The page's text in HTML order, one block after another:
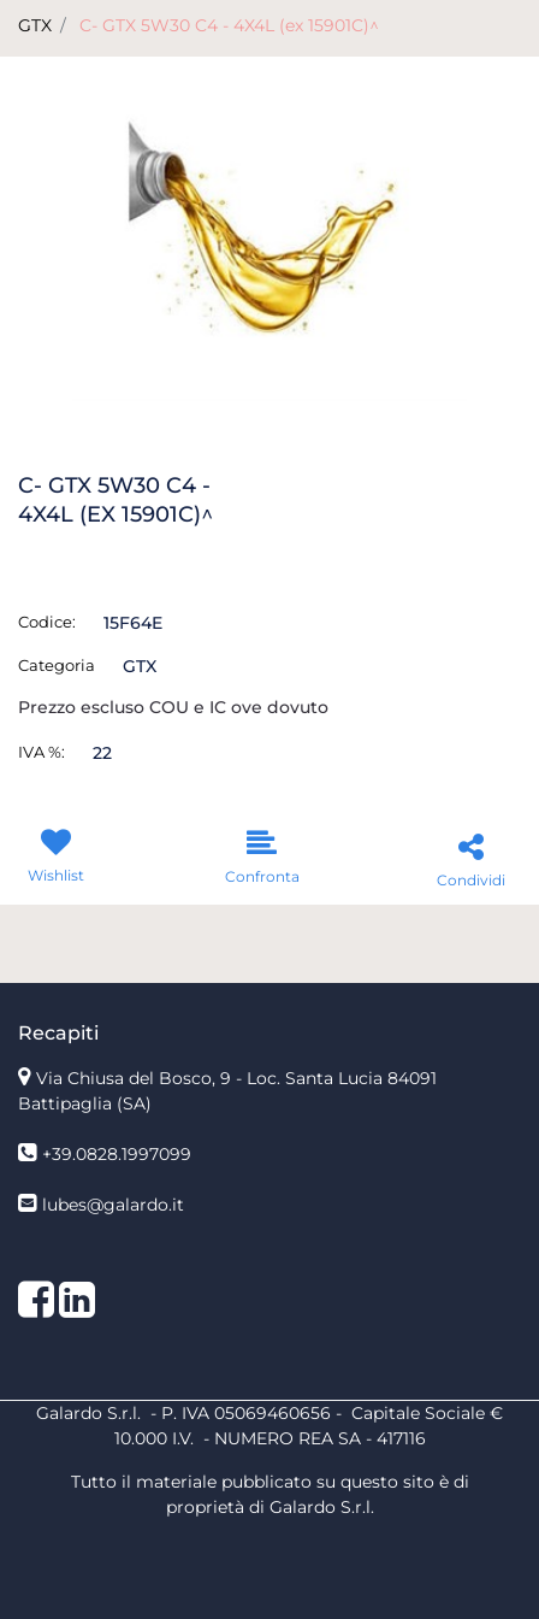
GTX C- GTX 5W30 C4 - 4X4L (ex 15901C)^
C- GTX 5W30 C4 -
4X4L (EX 15901C)^
Codice: 15F64E
Categoria
GTX
Prezzo escluso COU e IC ove dovuto
IVA %: 22
Wishlist Confronta Condividi
Recapiti
Via Chiusa del Bosco, 9 - Loc. Santa Lucia 84091
Battipaglia (SA)
+39.0828.1997099
lubes@galardo.it
Facebook
LinkedIn
Galardo S.r.l. - P. IVA 05069460656 - Capitale Sociale €
10.000 I.V. - NUMERO REA SA - 417116
Tutto il materiale pubblicato su questo sito è di
proprietà di Galardo S.r.l.